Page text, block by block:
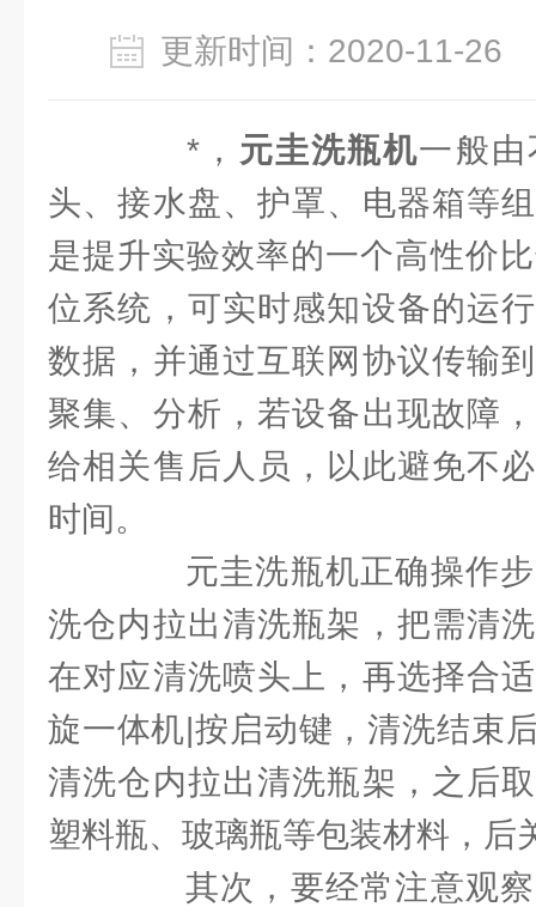
更新时间：2020-11-
*， 元圭洗瓶机一般
头、接水盘、护罩、电器箱等
是提升实验效率的一个高性价
位系统，可实时感知设备的运
数据，并通过互联网协议传输
聚集、分析，若设备出现故障
给相关售后人员，以此避免不
时间。
元圭洗瓶机正确操作步
洗仓内拉出清洗瓶架，把需清
在对应清洗喷头上，再选择合
旋一体机|按启动键，清洗结束
清洗仓内拉出清洗瓶架，之后
塑料瓶、玻璃瓶等包装材料，后
其次，要经常注意观察